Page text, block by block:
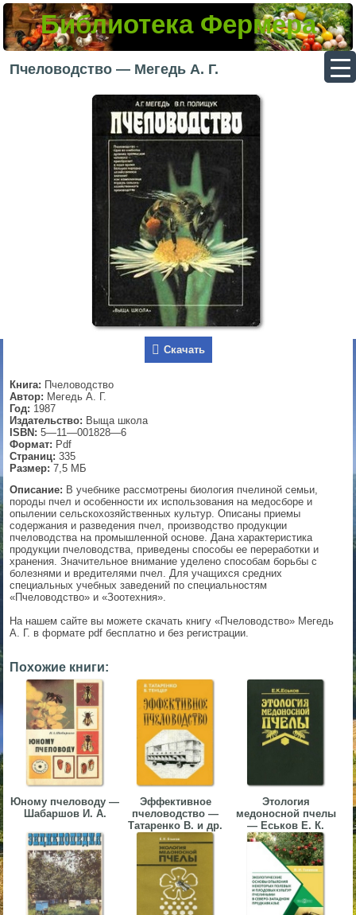
Библиотека Фермера
Пчеловодство — Мегедь А. Г.
Скачать
Книга: Пчеловодство
Автор: Мегедь А. Г.
Год: 1987
Издательство: Выща школа
ISBN: 5—11—001828—6
Формат: Pdf
Страниц: 335
Размер: 7,5 МБ
Описание: В учебнике рассмотрены биология пчелиной семьи,
породы пчел и особенности их использования на медосборе и
опылении сельскохозяйственных культур. Описаны приемы
содержания и разведения пчел, производство продукции
пчеловодства на промышленной основе. Дана характеристика
продукции пчеловодства, приведены способы ее переработки и
хранения. Значительное внимание уделено способам борьбы с
болезнями и вредителями пчел. Для учащихся средних
специальных учебных заведений по специальностям
«Пчеловодство» и «Зоотехния».
На нашем сайте вы можете скачать книгу «Пчеловодство» Мегедь
А. Г. в формате pdf бесплатно и без регистрации.
Похожие книги:
Юному пчеловоду —
Шабаршов И. А.
Эффективное
пчеловодство —
Татаренко В. и др.
Этология
медоносной пчелы
— Еськов Е. К.
▼
▼
▼
▼
▼
▼
▼